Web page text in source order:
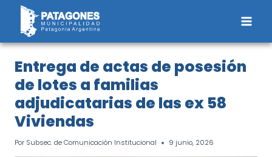
Saltar
contenido
Entrega de actas de posesión
de lotes a familias
adjudicatarias de las ex 58
Viviendas
Por Subsec. de Comunicación Institucional 9 junio, 2026